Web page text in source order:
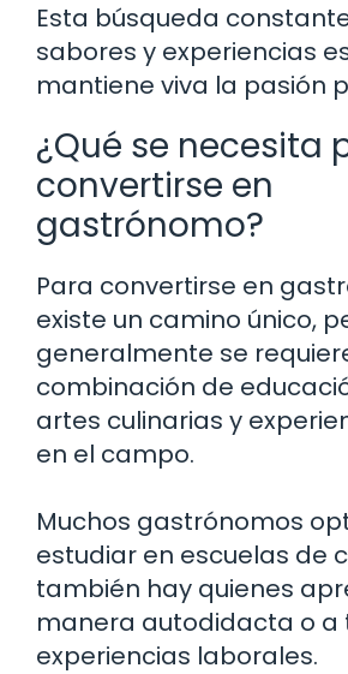
Esta búsqueda
sabores y experiencias
mantiene viva la pasión
¿Qué se necesita
convertirse en
gastrónomo?
Para convertirse en
existe un camino único,
generalmente se
combinación de
artes culinarias y
en el campo.
Muchos gastrónomos
estudiar en escuelas de
también hay quienes
manera autodidacta o a
experiencias laborales.